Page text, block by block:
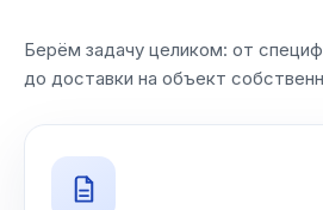
Берём задачу целиком: от
до доставки на объект